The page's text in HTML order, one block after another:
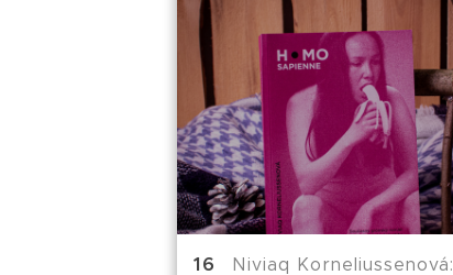
Niviaq Korneliussenová: